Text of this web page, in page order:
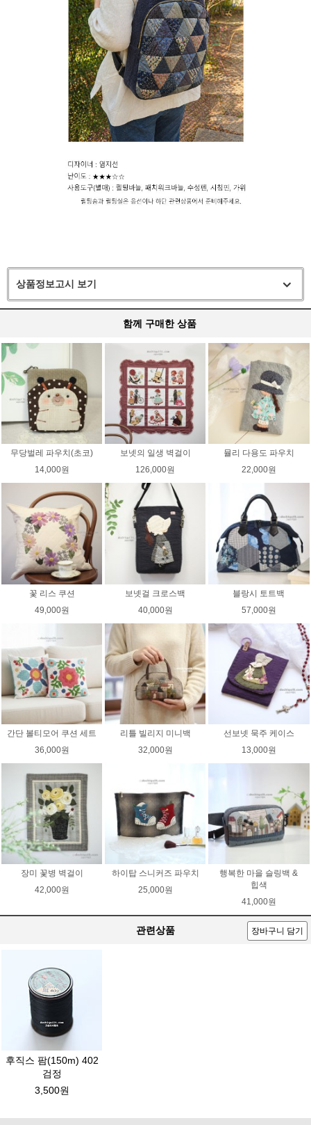
상품정보고시 보기
함께 구매한 상품
무당벌레 파우치(초코)
14,000원
보넷의 일생 벽걸이
126,000원
뮬리 다용도 파우치
22,000원
꽃 리스 쿠션
49,000원
보넷걸 크로스백
40,000원
블랑시 토트백
57,000원
간단 볼티모어 쿠션 세트
36,000원
리틀 빌리지 미니백
32,000원
선보넷 묵주 케이스
13,000원
장미 꽃병 벽걸이
42,000원
하이탑 스니커즈 파우치
25,000원
행복한 마을 슬링백 &
힙색
41,000원
관련상품 장바구니 담기
후직스 팜(150m) 402
검정
3,500원